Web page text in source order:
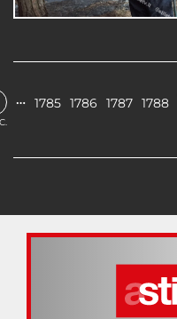
… 1785 1786 1787 1788